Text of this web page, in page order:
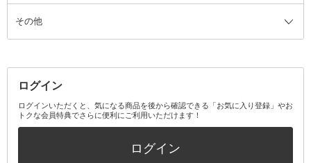
ミラー・鏡
消臭剤・芳香剤
歯ブラシ
その他オーラルケア
キット・セット全て
ボディケアキット
その他キット・セット
その他
ログイン
ログインいただくと、気になる商品を後から確認できる「お気に入り登録」やお
トクな会員特典でさらに便利にご利用いただけます！
ログイン